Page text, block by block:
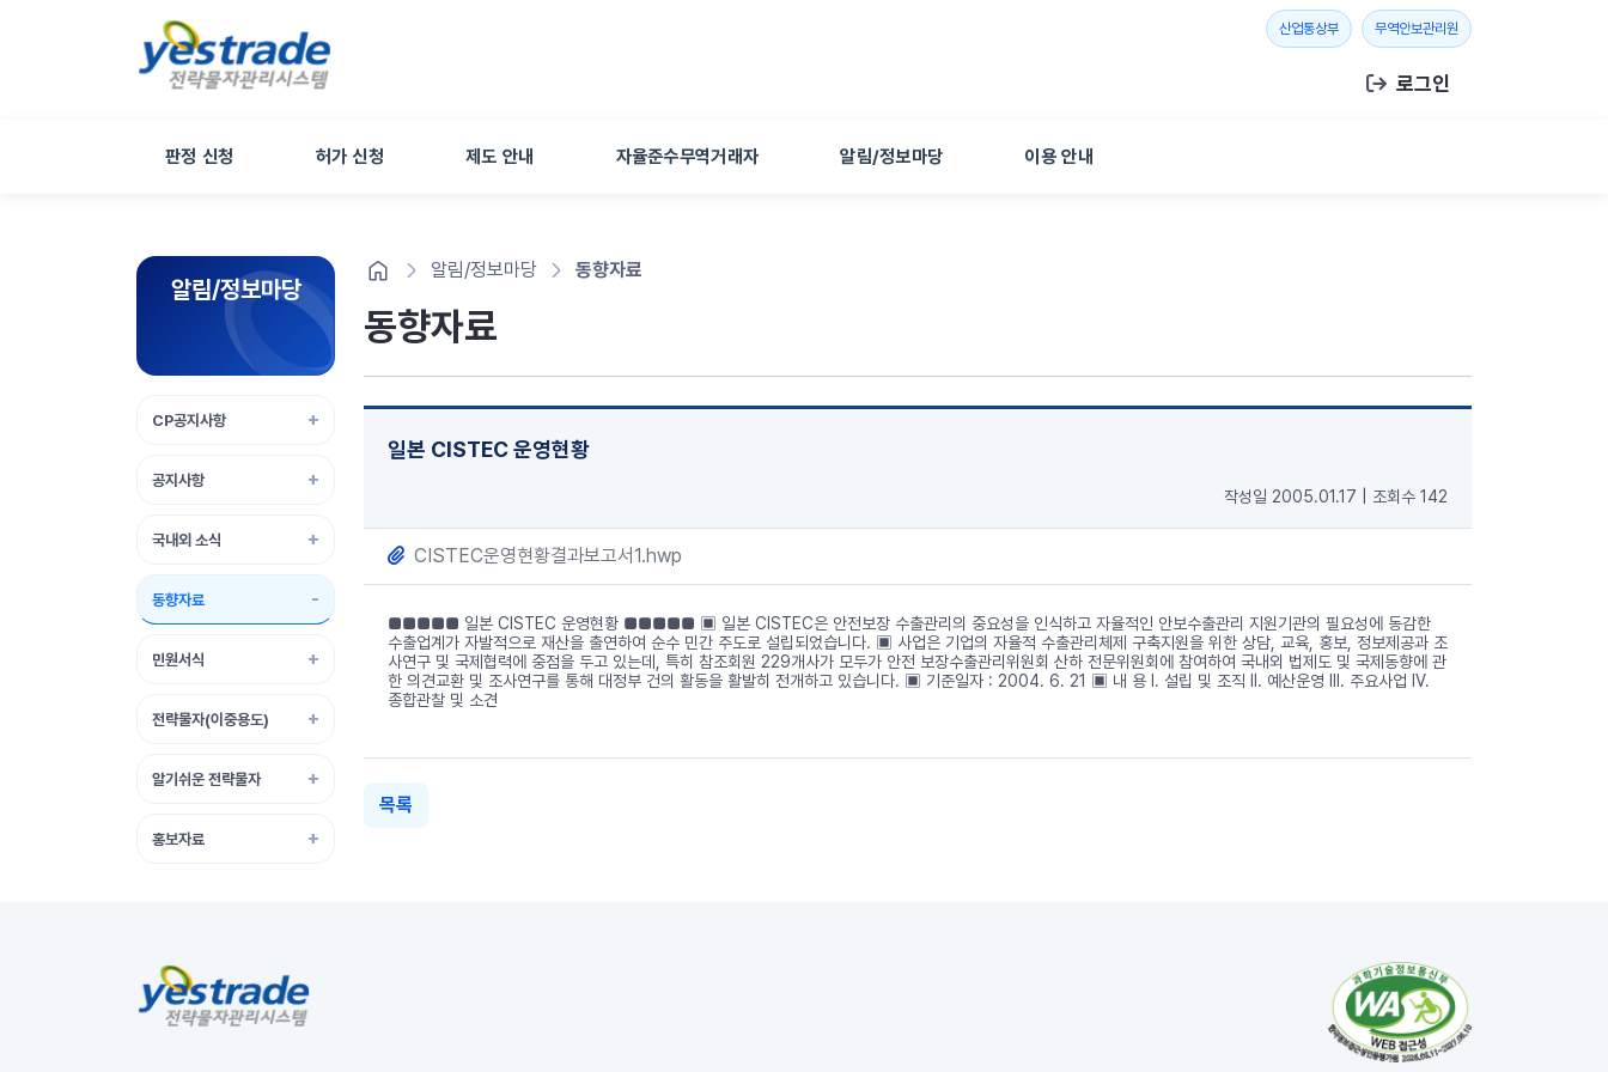
산업통상부새 창 열기무역안보관리원 새 창 열기
로그인
판정 신청 허가 신청 제도 안내 자율준수무역거래자 알림/정보마당 이용 안내
알림/정보마당
CP공지사항
공지사항
국내외 소식
동향자료
민원서식
전략물자(이중용도)
알기쉬운 전략물자
홍보자료
알림/정보마당 동향자료
동향자료
일본 CISTEC 운영현황
작성일 2005.01.17 조회수 142
CISTEC운영현황결과보고서1.hwp
■■■■■ 일본 CISTEC 운영현황 ■■■■■ ▣ 일본 CISTEC은 안전보장 수출관리의 중요성을 인식하고 자율적인 안보수출관리 지원기관의 필요성에 동감한
수출업계가 자발적으로 재산을 출연하여 순수 민간 주도로 설립되었습니다. ▣ 사업은 기업의 자율적 수출관리체제 구축지원을 위한 상담, 교육, 홍보, 정보제공과 조
사연구 및 국제협력에 중점을 두고 있는데, 특히 참조회원 229개사가 모두가 안전 보장수출관리위원회 산하 전문위원회에 참여하여 국내외 법제도 및 국제동향에 관
한 의견교환 및 조사연구를 통해 대정부 건의 활동을 활발히 전개하고 있습니다. ▣ 기준일자 : 2004. 6. 21 ▣ 내 용 I. 설립 및 조직 II. 예산운영 III. 주요사업 IV.
종합관찰 및 소견
목록